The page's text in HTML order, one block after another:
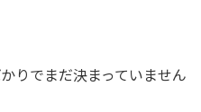
りでまだ決まっていません